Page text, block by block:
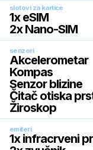
slotovi za kartice
1x eSIM
2x Nano-SIM
senzori
Akcelerometar
Kompas
Senzor blizine
Čitač otiska
Žiroskop
emiteri
1x infracrveni